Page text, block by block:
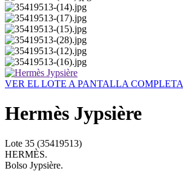
VER EL LOTE A PANTALLA COMPLETA
Hermès Jypsière
Lote 35 (35419513)
HERMÈS.
Bolso Jypsière.